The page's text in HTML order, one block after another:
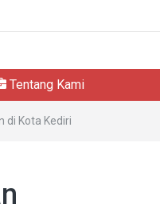
Tentang Kami
di Kota Kediri